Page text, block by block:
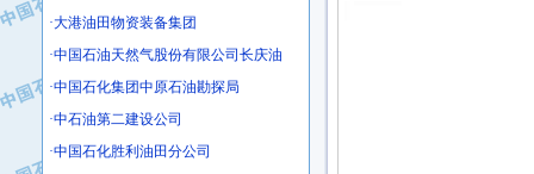
·成都长江水处理设备有限公司
·中核苏阀科技实业股份有限公司
·济南柴油机股份有限公司
·上海科瑞曼士德电源系统集成有限公
·大港油田物资装备集团
·中国石油天然气股份有限公司长庆油
·中国石化集团中原石油勘探局
·中石油第二建设公司
·中国石化胜利油田分公司